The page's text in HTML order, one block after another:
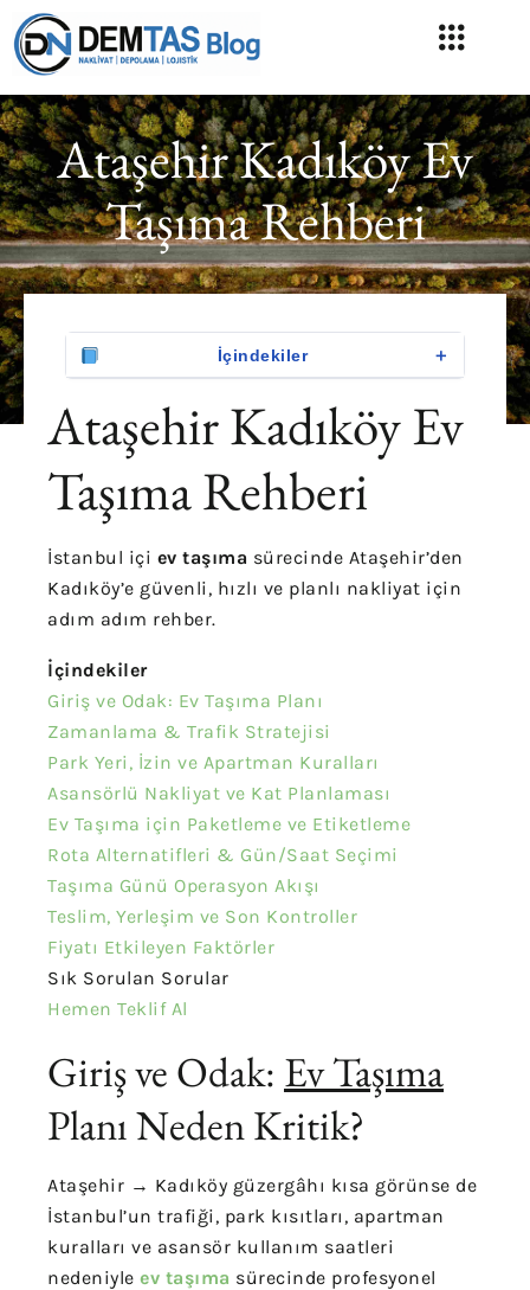
Ataşehir Kadıköy Ev
Taşıma Rehberi
İçindekiler ＋
Ataşehir Kadıköy Ev
Taşıma Rehberi
İstanbul içi ev taşıma sürecinde Ataşehir’den
Kadıköy’e güvenli, hızlı ve planlı nakliyat için
adım adım rehber.
İçindekiler
Giriş ve Odak: Ev Taşıma Planı
Zamanlama & Trafik Stratejisi
Park Yeri, İzin ve Apartman Kuralları
Asansörlü Nakliyat ve Kat Planlaması
Ev Taşıma için Paketleme ve Etiketleme
Rota Alternatifleri & Gün/Saat Seçimi
Taşıma Günü Operasyon Akışı
Teslim, Yerleşim ve Son Kontroller
Fiyatı Etkileyen Faktörler
Sık Sorulan Sorular
Hemen Teklif Al
Giriş ve Odak: Ev Taşıma
Planı Neden Kritik?
Ataşehir → Kadıköy güzergâhı kısa görünse de
İstanbul’un trafiği, park kısıtları, apartman
kuralları ve asansör kullanım saatleri
nedeniyle ev taşıma sürecinde profesyonel